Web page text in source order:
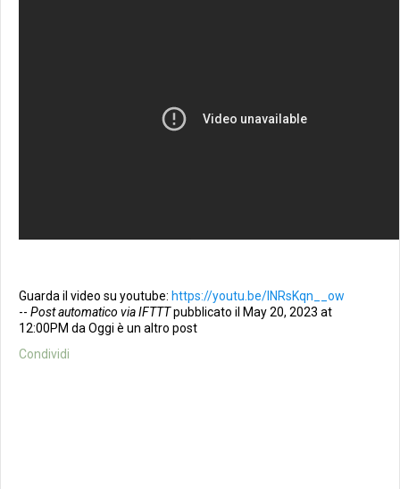
Guarda il video su youtube: https://youtu.be/lNRsKqn__ow
-- Post automatico via IFTTTpubblicato il May 20, 2023 at
12:00PM da Oggi è un altro post
Condividi